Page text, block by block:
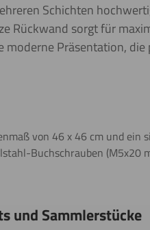
Schichten
Rückwand sorgt für
moderne Präsentation,
von 46 x 46 cm und
Buchschrauben
und Sammlerstücke